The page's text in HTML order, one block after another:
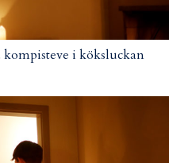
kompisteve i köksluckan